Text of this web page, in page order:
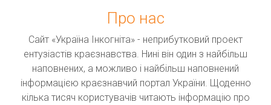
Про нас
Сайт «Україна Інкогніта» - неприбутковий проект
ентузіастів краєзнавства. Нині він один з найбільш
наповнених, а можливо і найбільш наповнений
інформацією краєзнавчий портал України. Щоденно
кілька тисяч користувачів читають інформацію про